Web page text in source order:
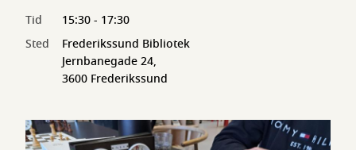
Tid
15:30 - 17:30
Sted
Frederikssund Bibliotek
Jernbanegade 24,
3600 Frederikssund